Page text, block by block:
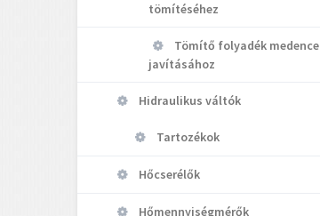
tömítéséhez
Tömítő folyadék medence
javításához
Hidraulikus váltók
Tartozékok
Hőcserélők
Hőmennyiségmérők